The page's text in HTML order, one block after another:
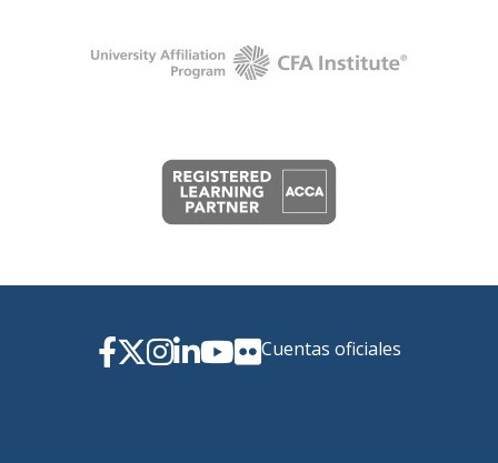
Cuentas oficiales